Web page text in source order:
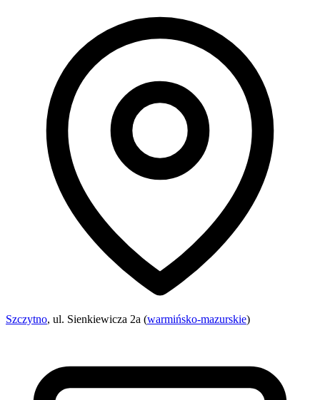
Szczytno, ul. Sienkiewicza 2a (warmińsko-mazurskie)